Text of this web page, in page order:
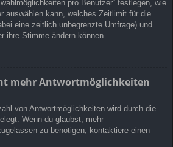
pro Benutzer“ festlegen, wie
auswählen kann, welches Zeitlimit für die
eine zeitlich unbegrenzte Umfrage) und
ihre Stimme ändern können.
mehr Antwortmöglichkeiten
von Antwortmöglichkeiten wird durch die
Wenn du glaubst, mehr
zu benötigen, kontaktiere einen